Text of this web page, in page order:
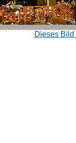
Dieses Bild